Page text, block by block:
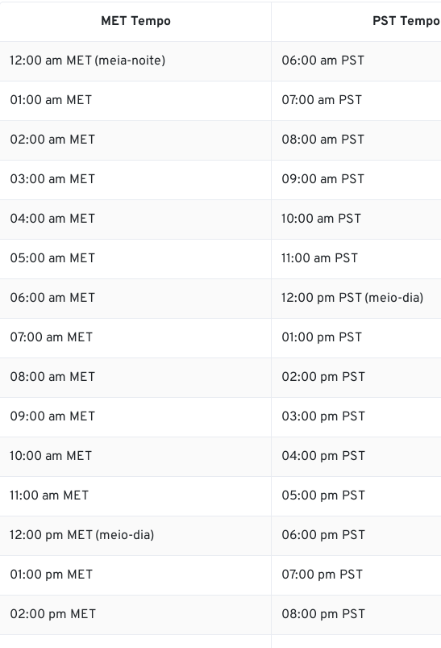
MET Tempo PST Tempo
12:00 am MET (meia-noite) 06:00 am PST
01:00 am MET 07:00 am PST
02:00 am MET 08:00 am PST
03:00 am MET 09:00 am PST
04:00 am MET 10:00 am PST
05:00 am MET 11:00 am PST
06:00 am MET 12:00 pm PST (meio-dia)
07:00 am MET 01:00 pm PST
08:00 am MET 02:00 pm PST
09:00 am MET 03:00 pm PST
10:00 am MET 04:00 pm PST
11:00 am MET 05:00 pm PST
12:00 pm MET (meio-dia) 06:00 pm PST
01:00 pm MET 07:00 pm PST
02:00 pm MET 08:00 pm PST